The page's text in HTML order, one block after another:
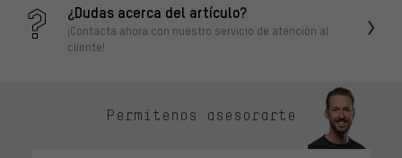
¿Dudas acerca del artículo?
¡Contacta ahora con nuestro servicio de atención al
cliente!
Permítenos asesorarte